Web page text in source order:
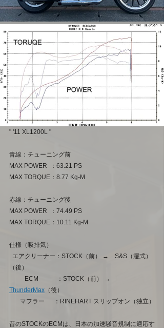
" '11 XL1200L "
青線：チューニング前
MAX POWER  ：63.21 PS
MAX TORQUE：8.77 Kg-M
赤線：チューニング後
MAX POWER  ：74.49 PS
MAX TORQUE：10.11 Kg-M
仕様（吸排気）
（後）
ECM　　　：STOCK（前） →
ThunderMax （後）
マフラー  　：RINEHART スリップオン（独立）
昔のSTOCKのECMは、日本の加速騒音規制に適応す